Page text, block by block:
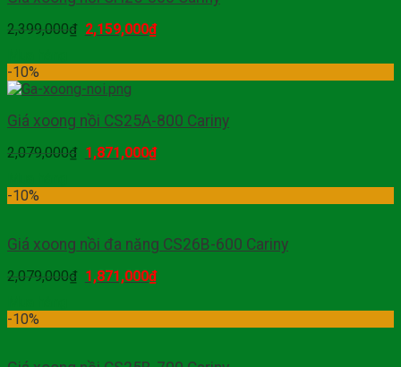
2,399,000₫ 2,159,000₫
-10%
Giá xoong nồi CS25A-800 Cariny
2,079,000₫ 1,871,000₫
-10%
Giá xoong nồi đa năng CS26B-600 Cariny
2,079,000₫ 1,871,000₫
-10%